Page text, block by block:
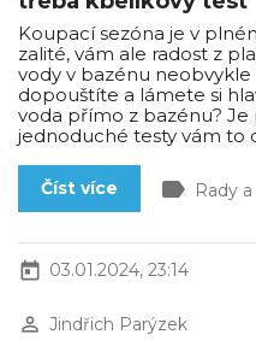
Koupací sezóna je v
zalité, vám ale radost z
vody v bazénu
dopouštíte a lámete si
voda přímo z bazénu? Je
jednoduché testy vám to
Číst více label Rady
today 03.01.2024, 23:14
perm_identity Jindřich Parýzek